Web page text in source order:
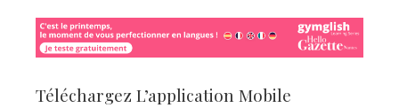
Téléchargez L’application Mobile